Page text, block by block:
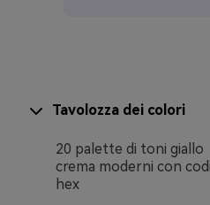
Tavolozza dei colori
20 palette di toni giallo
crema moderni con
hex